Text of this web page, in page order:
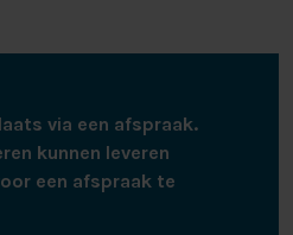
via een afspraak.
kunnen leveren
een afspraak te